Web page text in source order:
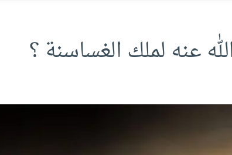
عنه لملك الغساسنة ؟